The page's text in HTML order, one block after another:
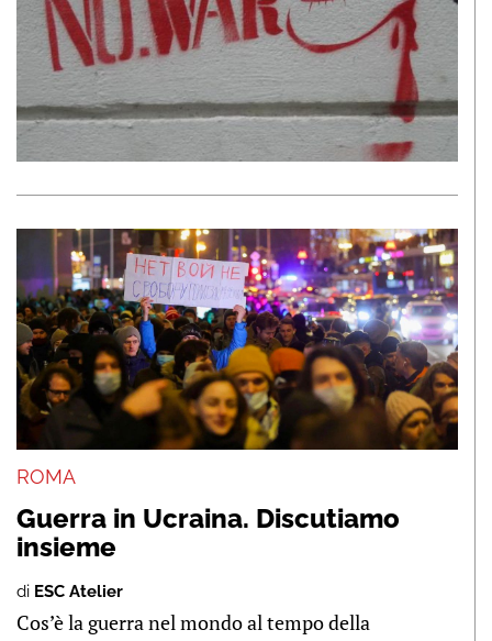
ROMA
Guerra in Ucraina. Discutiamo
insieme
di ESC Atelier
Cos’è la guerra nel mondo al tempo della